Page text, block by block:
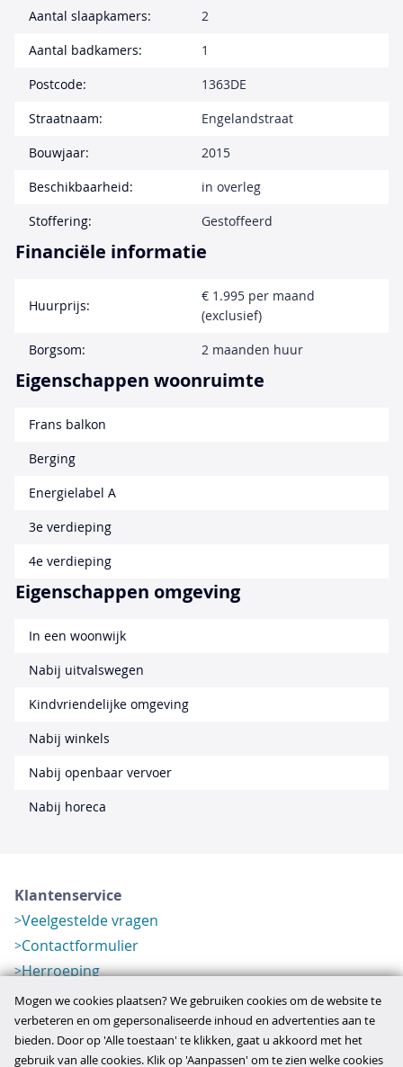
Aantal slaapkamers:
2
Aantal badkamers:
1
Postcode:
1363DE
Straatnaam:
Engelandstraat
Bouwjaar:
2015
Beschikbaarheid:
in overleg
Stoffering:
Gestoffeerd
Financiële informatie
Huurprijs:
€ 1.995 per maand
(exclusief)
Borgsom:
2 maanden huur
Eigenschappen woonruimte
Frans balkon
Berging
Energielabel A
3e verdieping
4e verdieping
Eigenschappen omgeving
In een woonwijk
Nabij uitvalswegen
Kindvriendelijke omgeving
Nabij winkels
Nabij openbaar vervoer
Nabij horeca
Klantenservice
Veelgestelde vragen
Contactformulier
Herroeping
Over ons
Bedrijfsgegevens
Werkwijze
Mogen we cookies plaatsen? We gebruiken cookies om de website te
verbeteren en om gepersonaliseerde inhoud en advertenties aan te
bieden. Door op 'Alle toestaan' te klikken, gaat u akkoord met het
gebruik van alle cookies. Klik op 'Aanpassen' om te zien welke cookies